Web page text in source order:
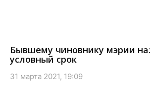
Бывшему чиновнику мэрии
условный срок
31 марта 2021, 19:09